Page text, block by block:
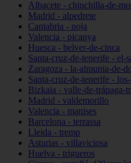
Albacete - chinchilla-de-
Madrid - alpedrete
Cantabria - noja
Valencia - picanya
Huesca - belver-de-cinca
Santa-cruz-de-tenerife - el-
Zaragoza - la-almunia-de-
Santa-cruz-de-tenerife -
Bizkaia - valle-de-trápaga-
Madrid - valdemorillo
Valencia - manises
Barcelona - terrassa
Lleida - tremp
Asturias - villaviciosa
Huelva - trigueros